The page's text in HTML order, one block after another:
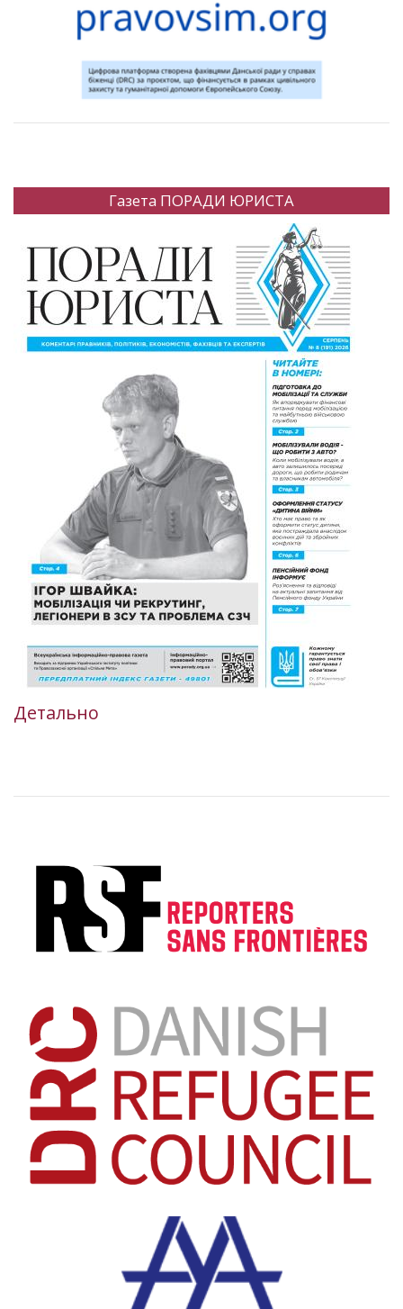
Газета ПОРАДИ ЮРИСТА
Детально